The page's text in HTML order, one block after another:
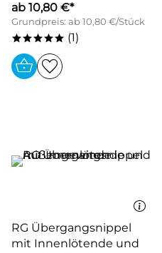
ab 10,80 €*
Grundpreis: ab 10,80 €/Stück
***** (1)
RG Übergangsnippel
mit Innenlötende und